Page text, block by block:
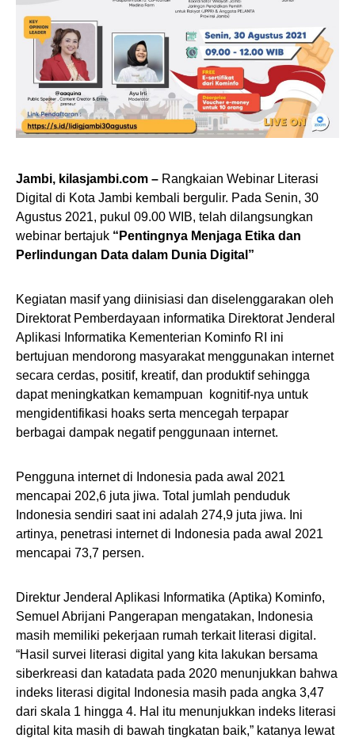
Jambi, kilasjambi.com – Rangkaian Webinar Literasi
Digital di Kota Jambi kembali bergulir. Pada Senin, 30
Agustus 2021, pukul 09.00 WIB, telah dilangsungkan
webinar bertajuk “Pentingnya Menjaga Etika dan
Perlindungan Data dalam Dunia Digital”
Kegiatan masif yang diinisiasi dan diselenggarakan oleh
Direktorat Pemberdayaan informatika Direktorat Jenderal
Aplikasi Informatika Kementerian Kominfo RI ini
bertujuan mendorong masyarakat menggunakan internet
secara cerdas, positif, kreatif, dan produktif sehingga
dapat meningkatkan kemampuan kognitif-nya untuk
mengidentifikasi hoaks serta mencegah terpapar
berbagai dampak negatif penggunaan internet.
Pengguna internet di Indonesia pada awal 2021
mencapai 202,6 juta jiwa. Total jumlah penduduk
Indonesia sendiri saat ini adalah 274,9 juta jiwa. Ini
artinya, penetrasi internet di Indonesia pada awal 2021
mencapai 73,7 persen.
Direktur Jenderal Aplikasi Informatika (Aptika) Kominfo,
Semuel Abrijani Pangerapan mengatakan, Indonesia
masih memiliki pekerjaan rumah terkait literasi digital.
“Hasil survei literasi digital yang kita lakukan bersama
siberkreasi dan katadata pada 2020 menunjukkan bahwa
indeks literasi digital Indonesia masih pada angka 3,47
dari skala 1 hingga 4. Hal itu menunjukkan indeks literasi
digital kita masih di bawah tingkatan baik,” katanya lewat